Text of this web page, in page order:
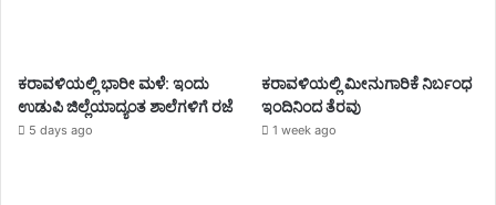
ಕರಾವಳಿಯಲ್ಲಿ ಭಾರೀ ಮಳೆ: ಇಂದು
ಉಡುಪಿ ಜಿಲ್ಲೆಯಾದ್ಯಂತ ಶಾಲೆಗಳಿಗೆ ರಜೆ
5 days ago
ಕರಾವಳಿಯಲ್ಲಿ ಮೀನುಗಾರಿಕೆ ನಿರ್ಬಂಧ
ಇಂದಿನಿಂದ ತೆರವು
1 week ago